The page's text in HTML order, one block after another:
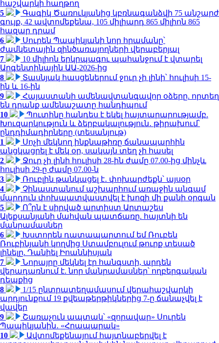
հաշվարկի հաղթող
5
Գագիկ Ծառուկյանից կբռնագանձվի 75 անշարժ
գույք, 42 ավտոմեքենա, 105 միլիարդ 865 միլիոն 865
հազար դրամ
6
Սուրեն Պապիկյանի նոր հրամանը՝
ժամկետային զինծառայողների վերաբերյալ
7
10 միլիոն երկրպագու պահանջում է վտարել
Արգենտինային ԱԱ-2026-ից
8
Տասնյակ հասցեներում ջուր չի լինի՝ հուլիսի 15-
ին և 16-ին
9
Հայաստանի ամենավտանգավոր օձերը. որտեղ
են դրանք ամենաշատը հանդիպում
10
Պուտինը հանդես է եկել հայտարարությամբ.
Խուզարկություն և ձերբակալություն․ թիրախում՝
ընդդիմադիրները (տեսանյութ)
1
Սոչի մեկնող ինքնաթիռը ճանապարհին
անցկացրել է մեկ օր, սակայն տեղ չի հասել
2
Ջուր չի լինի հուլիսի 28-ին ժամը 07.00-ից մինչև
հուլիսի 29-ը ժամը 07.00-ն
3
Ռուբլին թանկացել է․ փոխարժեքն՝ այսօր
4
Չինաստանում աշխարհում առաջին անգամ
մարդուն փոխպատվաստվել է խոզի մի քանի օրգան
5
Ո՞րն է սիրված արտիստ Արտաշես
Ալեքսանյանի մահվան պատճառը. հայտնի են
մանրամասներ
6
Խստորեն դատապարտում եմ Ռուբեն
Ռուբինյանի կողմից Ստամբուլում թուրք տեսած
լինելը. Դանիել Իոաննիսյան
7
Նորայրը մեկնել էր հանգստի, արդեն
վերադառնում է. նոր մանրամասներ՝ ողբերգական
դեպքից
8
1/15 ընտրատեղամասում վերահաշվարկի
արդյունքում 19 քվեաթերթիկներից 7-ը ճանաչվել է
վավեր
9
Շառաչուն ապտակ՝ «զորավար» Սուրեն
Պապիկյանին․ «Հրապարակ»
10
Ավտոմեքենայում հայտնաբերվել է